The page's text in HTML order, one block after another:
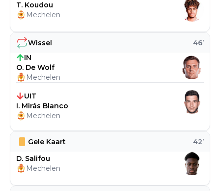
Gele Kaart 42’
D. Salifou
Mechelen
Wissel 46’
IN
O. De Wolf
Mechelen
UIT
I. Mirás Blanco
Mechelen
T. Koudou
Mechelen